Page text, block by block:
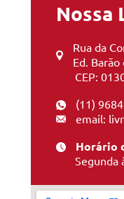
Nossa
Rua da
Ed.
CEP:
(11)
email:
Horário
Segunda